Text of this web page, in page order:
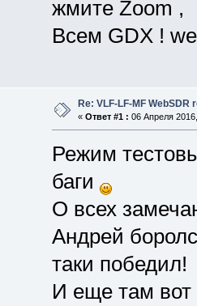
жмите Zoom ,
Всем GDX !
Re: VLF-LF-MF
« Ответ #1 : 06 Апреля
Режим
баги
О всех
Андрей
таки победил!
И еще там вот